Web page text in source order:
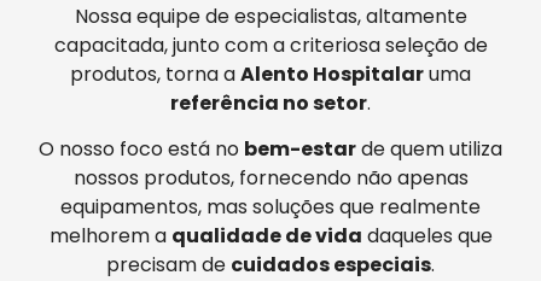
Nossa equipe de especialistas, altamente
capacitada, junto com a criteriosa seleção de
produtos, torna aAlento Hospitalaruma
referência no setor.
O nosso foco está no bem-estarde quem utiliza
nossos produtos, fornecendo não apenas
equipamentos, mas soluções que realmente
melhorem a qualidade de vida daqueles que
precisam de cuidados especiais.